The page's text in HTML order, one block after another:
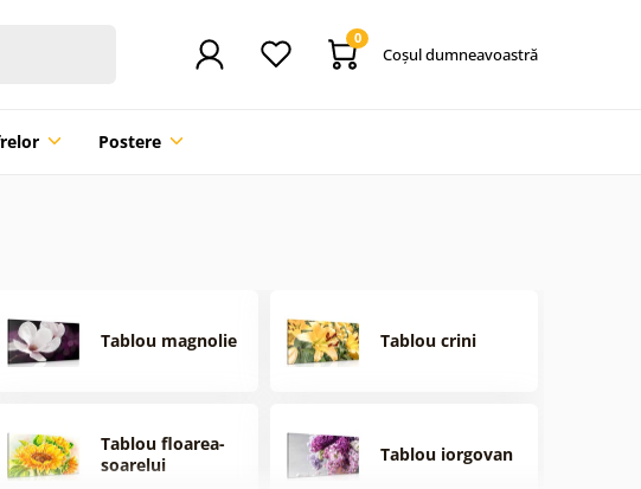
0
Coşul dumneavoastră
Postere
Tablou magnolie Tablou crini
Tablou floarea-
soarelui
Tablou iorgovan